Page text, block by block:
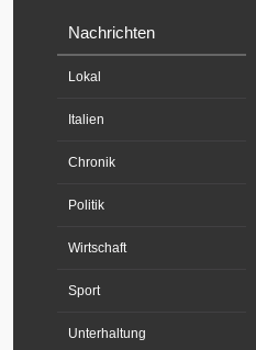
Nachrichten
Lokal
Italien
Chronik
Politik
Wirtschaft
Sport
Unterhaltung